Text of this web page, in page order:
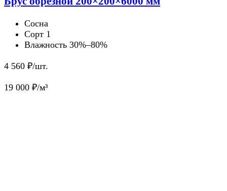
Сосна
Сорт 1
Влажность 30%–80%
4 560 ₽/шт.
19 000 ₽/м³